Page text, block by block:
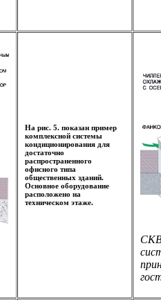
На рис. 5. показан пример
комплексной системы
кондиционирования для
достаточно
распространенного
офисного типа
общественных зданий.
Основное оборудование
расположено на
техническом этаже.
СКВ